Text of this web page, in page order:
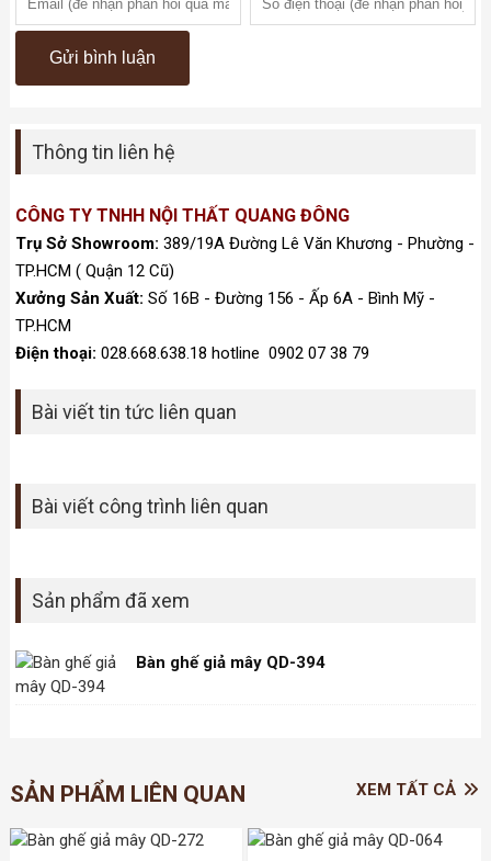
Thông tin liên hệ
CÔNG TY TNHH NỘI THẤT QUANG ĐÔNG
Trụ Sở Showroom: 389/19A Đường Lê Văn Khương - Phường -
TP.HCM ( Quận 12 Cũ)
Xưởng Sản Xuất: Số 16B - Đường 156 - Ấp 6A - Bình Mỹ -
TP.HCM
Điện thoại: 028.668.638.18 hotline 0902 07 38 79
Bài viết tin tức liên quan
Bài viết công trình liên quan
Sản phẩm đã xem
Bàn ghế giả mây QD-394
SẢN PHẨM LIÊN QUAN XEM TẤT CẢ